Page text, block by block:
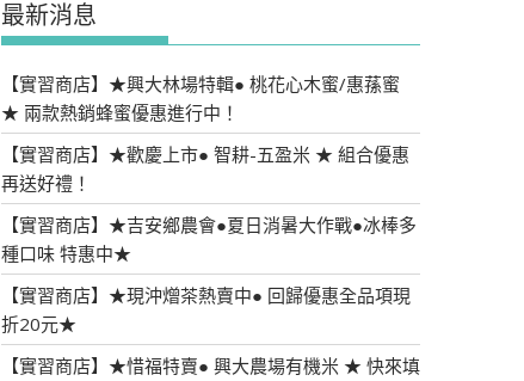
最新消息
【實習商店】★興大林場特輯● 桃花心木蜜/惠蓀蜜
★ 兩款熱銷蜂蜜優惠進行中！
【實習商店】★歡慶上市● 智耕-五盈米 ★ 組合優惠
再送好禮！
【實習商店】★吉安鄉農會●夏日消暑大作戰●冰棒多
種口味 特惠中★
【實習商店】★現沖熷茶熱賣中● 回歸優惠全品項現
折20元★
【實習商店】★惜福特賣● 興大農場有機米 ★ 快來填